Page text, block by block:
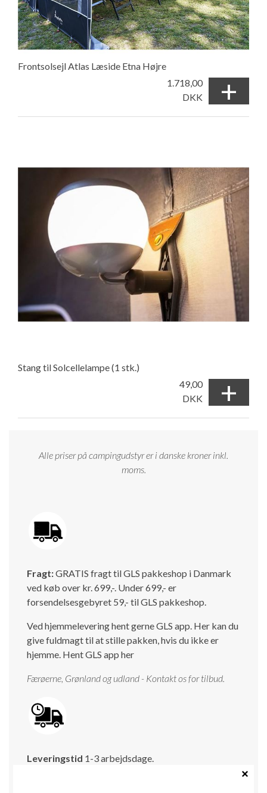
Frontsolsejl Atlas Læside Etna Højre
1.718,00
DKK
+
Stang til Solcellelampe (1 stk.)
49,00
DKK
+
Alle priser på campingudstyr er i danske kroner inkl.
moms.
Fragt:GRATIS fragt til GLS pakkeshop i Danmark
ved køb over kr. 699,-. Under 699,- er
forsendelsesgebyret 59,- til GLS pakkeshop.
Ved hjemmelevering hent gerne GLS app. Her kan du
give fuldmagt til at stille pakken, hvis du ikke er
hjemme. Hent GLS app her
Færøerne, Grønland og udland - Kontakt os for tilbud.
Leveringstid 1-3 arbejdsdage.